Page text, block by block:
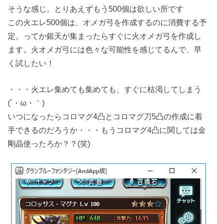
そうな感じ。とりあえずもう500個は欲しい所です
この火エレ500個は、オメガ弓を作成するのに消費する予
定。ってか銀天が集まったらすぐに火オメガ弓を作成し
ます。火オメガ弓には色々な可能性を感じてるんで、早
く試したい！
・・・火エレ集めても集めても、すぐに枯渇してしまう
(´・ω・｀)
いつになったらコロマグ4凸とコロマグ刀5凸の作成に着
手できるのだろうか・・・もうコロマグ4凸に関しては金
剛晶使ったろか？？(笑)